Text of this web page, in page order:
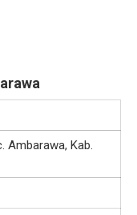
Ambarawa, Kab.